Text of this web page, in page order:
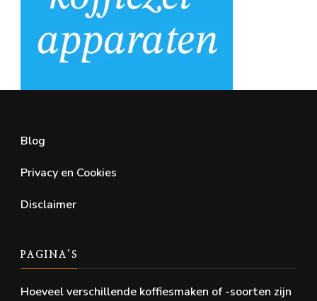
Blog
Privacy en Cookies
Disclaimer
PAGINA’S
Hoeveel verschillende koffiesmaken of -soorten zijn